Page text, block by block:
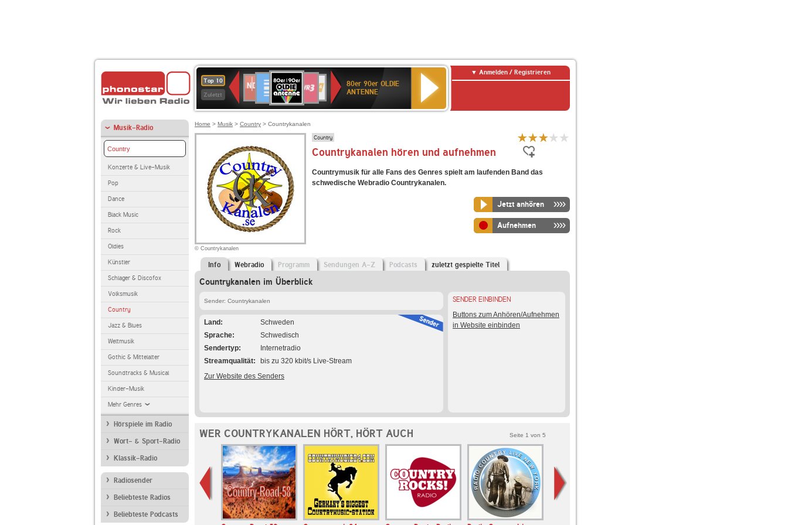
Top 10
Zuletzt
Deutschlandfunk
80er
90er
OLDIE
ANTENNE
SWR3
SWR
Kultur
NDR
2
80er 90er OLDIE
ANTENNE
Anmelden / Registrieren
Musik-Radio
Country
Konzerte & Live-Musik
Pop
Dance
Black Music
Rock
Oldies
Künstler
Schlager & Discofox
Volksmusik
Country
Jazz & Blues
Weltmusik
Gothic & Mittelalter
Soundtracks & Musical
Kinder-Musik
Mehr Genres
Hörspiele im Radio
Wort- & Sport-Radio
Klassik-Radio
Radiosender
Beliebteste Radios
Beliebteste Podcasts
Home > Musik > Country > Countrykanalen
© Countrykanalen
Country
Countrykanalen hören und aufnehmen
Countrymusik für alle Fans des Genres spielt am laufenden Band das
schwedische Webradio Countrykanalen.
Jetzt anhören
Aufnehmen
Info Webradio Programm Sendungen A-Z Podcasts zuletzt gespielte Titel
Countrykanalen im Überblick
Sender: Countrykanalen
Land
Schweden
Sprache
Schwedisch
Sendertyp
Internetradio
Streamqualität
bis zu 320 kbit/s Live-Stream
Zur Website des Senders
SENDER EINBINDEN
Buttons zum Anhören/Aufnehmen
in Website einbinden
WER COUNTRYKANALEN HÖRT, HÖRT AUCH Seite 1 von 5